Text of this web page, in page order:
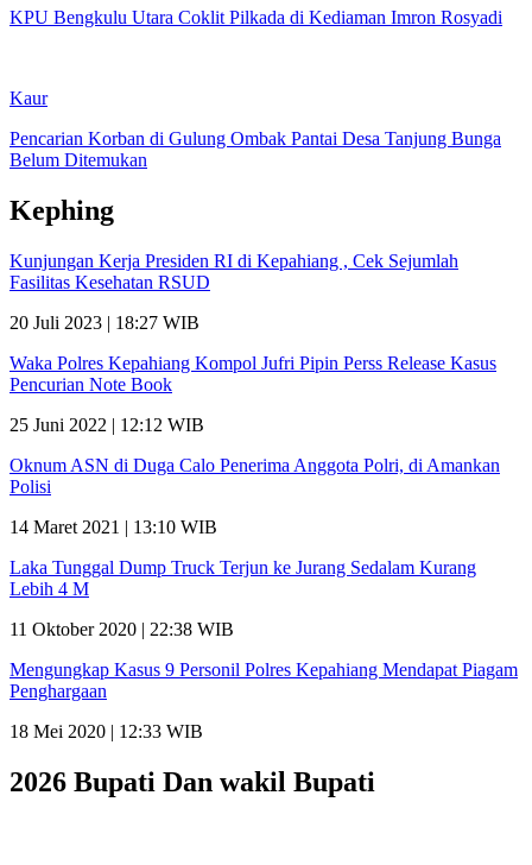
KPU Bengkulu Utara Coklit Pilkada di Kediaman Imron Rosyadi
Kaur
Pencarian Korban di Gulung Ombak Pantai Desa Tanjung Bunga
Belum Ditemukan
Kephing
Kunjungan Kerja Presiden RI di Kepahiang , Cek Sejumlah
Fasilitas Kesehatan RSUD
20 Juli 2023 | 18:27 WIB
Waka Polres Kepahiang Kompol Jufri Pipin Perss Release Kasus
Pencurian Note Book
25 Juni 2022 | 12:12 WIB
Oknum ASN di Duga Calo Penerima Anggota Polri, di Amankan
Polisi
14 Maret 2021 | 13:10 WIB
Laka Tunggal Dump Truck Terjun ke Jurang Sedalam Kurang
Lebih 4 M
11 Oktober 2020 | 22:38 WIB
Mengungkap Kasus 9 Personil Polres Kepahiang Mendapat Piagam
Penghargaan
18 Mei 2020 | 12:33 WIB
2026 Bupati Dan wakil Bupati